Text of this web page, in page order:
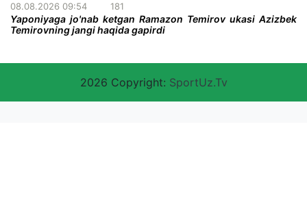
08.08.2026 09:54 181
Yaponiyaga jo'nab ketgan Ramazon Temirov ukasi Azizbek
Temirovning jangi haqida gapirdi
2026 Copyright: SportUz.Tv